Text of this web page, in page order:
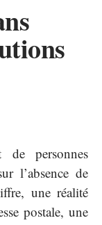
personnes
l’absence de
une réalité
postale, une